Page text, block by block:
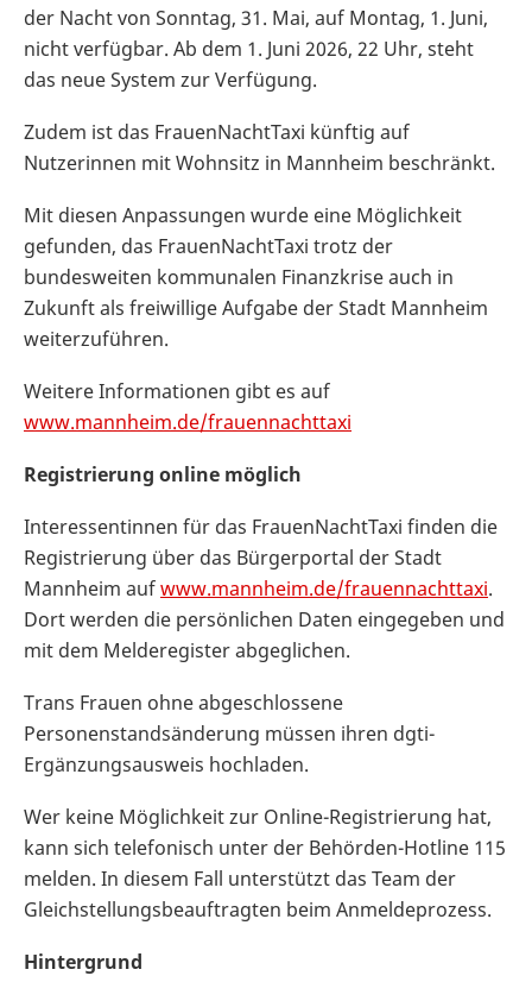
der Nacht von Sonntag, 31. Mai, auf Montag, 1. Juni,
nicht verfügbar. Ab dem 1. Juni 2026, 22 Uhr, steht
das neue System zur Verfügung.
Zudem ist das FrauenNachtTaxi künftig auf
Nutzerinnen mit Wohnsitz in Mannheim beschränkt.
Mit diesen Anpassungen wurde eine Möglichkeit
gefunden, das FrauenNachtTaxi trotz der
bundesweiten kommunalen Finanzkrise auch in
Zukunft als freiwillige Aufgabe der Stadt Mannheim
weiterzuführen.
Weitere Informationen gibt es auf
www.mannheim.de/frauennachttaxi
Registrierung online möglich
Interessentinnen für das FrauenNachtTaxi finden die
Registrierung über das Bürgerportal der Stadt
Mannheim aufwww.mannheim.de/frauennachttaxi.
Dort werden die persönlichen Daten eingegeben und
mit dem Melderegister abgeglichen.
Trans Frauen ohne abgeschlossene
Personenstandsänderung müssen ihren dgti-
Ergänzungsausweis hochladen.
Wer keine Möglichkeit zur Online-Registrierung hat,
kann sich telefonisch unter der Behörden-Hotline 115
melden. In diesem Fall unterstützt das Team der
Gleichstellungsbeauftragten beim Anmeldeprozess.
Hintergrund